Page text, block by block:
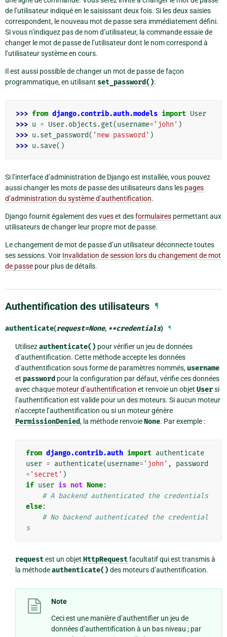
de l’utilisateur indiqué en le saisissant deux fois. Si les deux saisies
correspondent, le nouveau mot de passe sera immédiatement défini.
Si vous n’indiquez pas de nom d’utilisateur, la commande essaie de
changer le mot de passe de l’utilisateur dont le nom correspond à
l’utilisateur système en cours.
Il est aussi possible de changer un mot de passe de façon
programmatique, en utilisant set_password():
>>> from django.contrib.auth.models import User
>>> u = User.objects .get(username= 'john' )
>>> u .set_password( 'new password' )
>>> u .save()
Si l’interface d’administration de Django est installée, vous pouvez
aussi changer les mots de passe des utilisateurs dans les pages
d’administration du système d’authentification.
Django fournit également desvueset desformulaires permettant aux
utilisateurs de changer leur propre mot de passe.
Le changement de mot de passe d’un utilisateur déconnecte toutes
ses sessions. Voir Invalidation de session lors du changement de mot
de passe pour plus de détails.
Authentification des utilisateurs ¶
authenticate(request=None, **credentials) ¶
Utilisezauthenticate() pour vérifier un jeu de données
d’authentification. Cette méthode accepte les données
d’authentification sous forme de paramètres nommés, username
et password pour la configuration par défaut, vérifie ces données
avec chaque moteur d’authentification et renvoie un objet Usersi
l’authentification est valide pour un des moteurs. Si aucun moteur
n’accepte l’authentification ou si un moteur génère
PermissionDenied, la méthode renvoieNone. Par exemple :
from django.contrib.auth import authenticate
user = authenticate(username= 'john' ,
password
= 'secret' )
if user is not None:
# A backend authenticated the credentials
else:
# No backend authenticated the credential
s
requestest un objet HttpRequestfacultatif qui est transmis à
la méthodeauthenticate() des moteurs d’authentification.
Note
Ceci est une manière d’authentifier un jeu de
données d’authentification à un bas niveau ; par